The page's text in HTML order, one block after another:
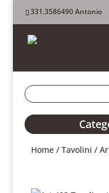
331.3586490 Antonio
Home /Tavolini /